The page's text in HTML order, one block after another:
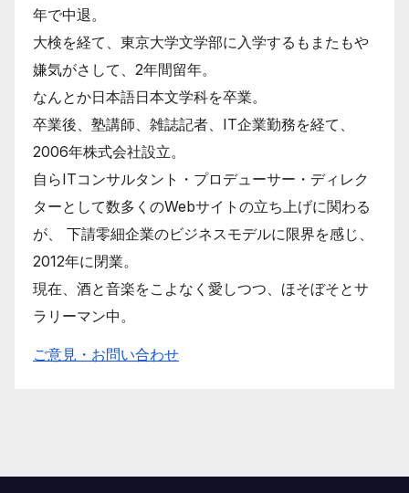
年で中退。
大検を経て、東京大学文学部に入学するもまたもや
嫌気がさして、2年間留年。
なんとか日本語日本文学科を卒業。
卒業後、塾講師、雑誌記者、IT企業勤務を経て、
2006年株式会社設立。
自らITコンサルタント・プロデューサー・ディレク
ターとして数多くのWebサイトの立ち上げに関わる
が、 下請零細企業のビジネスモデルに限界を感じ、
2012年に閉業。
現在、酒と音楽をこよなく愛しつつ、ほそぼそとサ
ラリーマン中。
ご意見・お問い合わせ